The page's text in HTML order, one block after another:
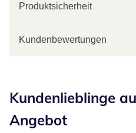
Produktsicherheit
Kundenbewertungen
Kundenlieblinge
Angebot